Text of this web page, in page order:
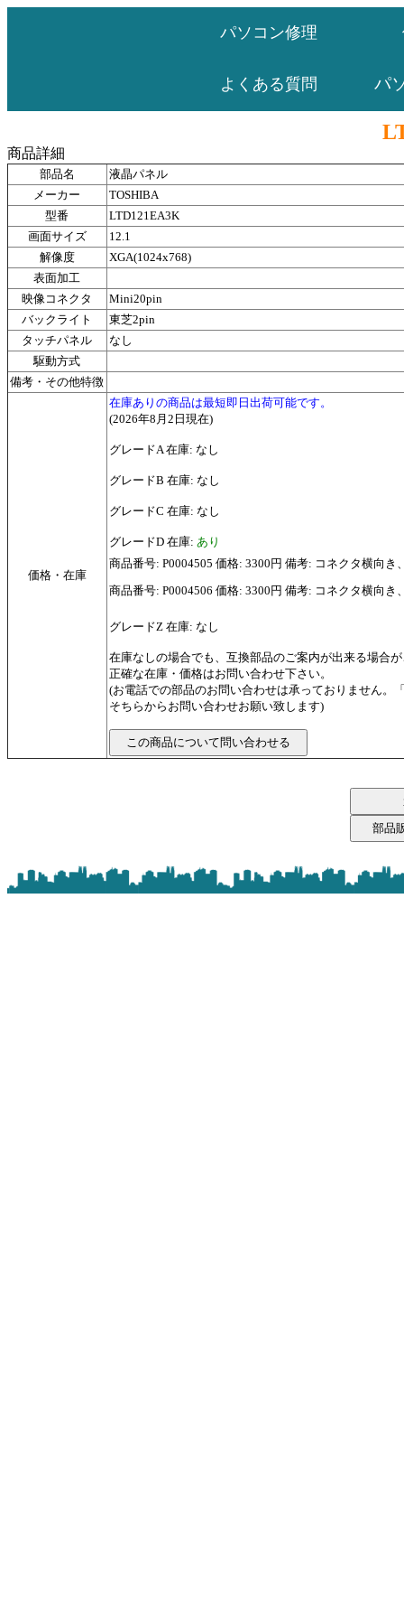
パソコン修理
よくある質問 パ
商品詳細
部品名
液晶パネル
メーカー
TOSHIBA
型番
LTD121EA3K
画面サイズ
12.1
解像度
XGA(1024x768)
表面加工
映像コネクタ
Mini20pin
バックライト
東芝2pin
タッチパネル
なし
駆動方式
備考・その他特徴
価格・在庫
在庫ありの商品は最短即日出荷可能です。
(2026年8月2日現在)
グレードA 在庫: なし
グレードB 在庫: なし
グレードC 在庫: なし
グレードD 在庫: あり
商品番号: P0004505 価格: 3300円 備考: コネクタ横向
商品番号: P0004506 価格: 3300円 備考: コネクタ横向き
グレードZ 在庫: なし
在庫なしの場合でも、互換部品のご案内が出来る場合
正確な在庫・価格はお問い合わせ下さい。
(お電話での部品のお問い合わせは承っておりません。
そちらからお問い合わせお願い致します)